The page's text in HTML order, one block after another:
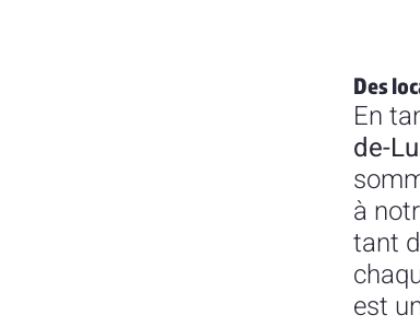
Des
En
de-
à
tant
est